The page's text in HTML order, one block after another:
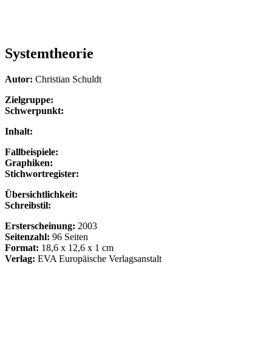
Systemtheorie
Autor: Christian Schuldt
Zielgruppe:
Schwerpunkt:
Inhalt:
Fallbeispiele:
Graphiken:
Stichwortregister:
Übersichtlichkeit:
Schreibstil:
Ersterscheinung: 2003
Seitenzahl: 96 Seiten
Format: 18,6 x 12,6 x 1 cm
Verlag: EVA Europäische Verlagsanstalt